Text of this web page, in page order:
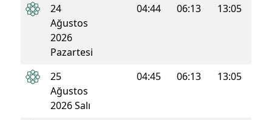
24
Ağustos
2026
Pazartesi
04:44 06:13 13:05
25
Ağustos
2026 Salı
04:45 06:13 13:05